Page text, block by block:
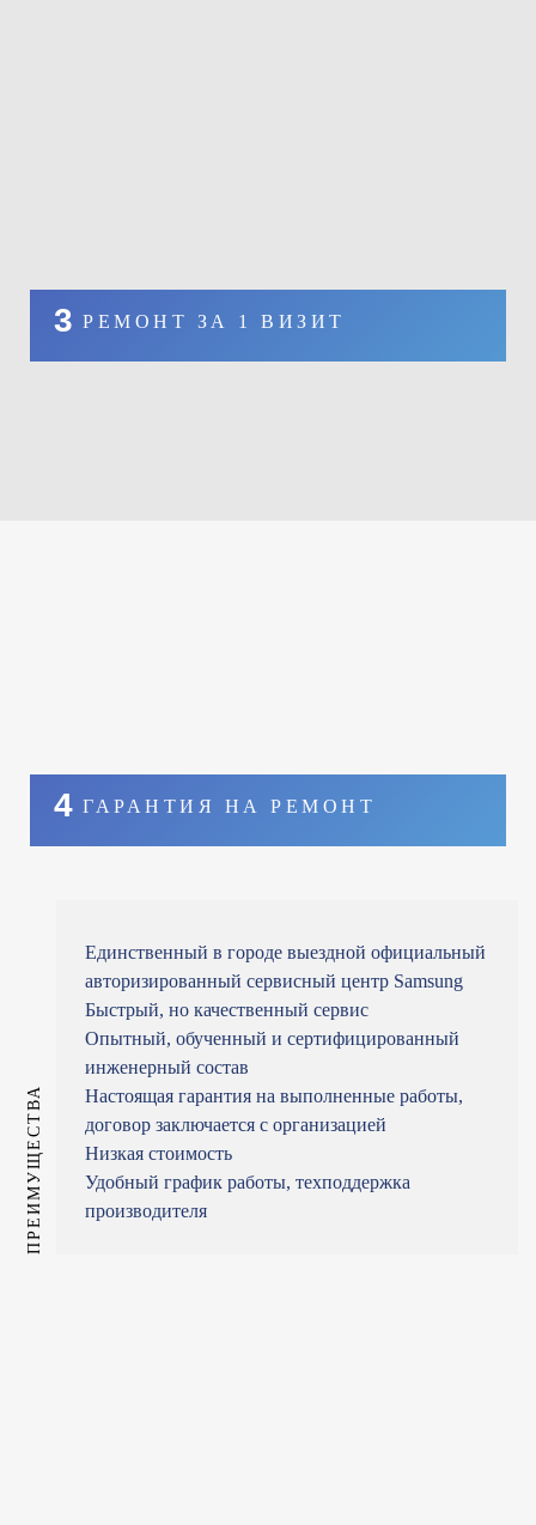
3 РЕМОНТ ЗА 1 ВИЗИТ
4 ГАРАНТИЯ НА РЕМОНТ
ПРЕИМУЩЕСТВА
Единственный в городе выездной официальный
авторизированный сервисный центр Samsung
Быстрый, но качественный сервис
Опытный, обученный и сертифицированный
инженерный состав
Настоящая гарантия на выполненные работы,
договор заключается с организацией
Низкая стоимость
Удобный график работы, техподдержка
производителя